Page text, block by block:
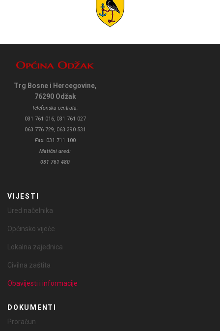
Trg Bosne i Hercegovine,
76290 Odžak
Telefonska centrala:
031 761 016, 031 761 027
063 776 729, 063 390 531
Fax: 031 711 100
Matični ured:
031 761 480
VIJESTI
Ured načelnika
Općinsko vijeće
Lokalna zajednica
Civilna zaštita
Obavijesti i informacije
DOKUMENTI
Proračun